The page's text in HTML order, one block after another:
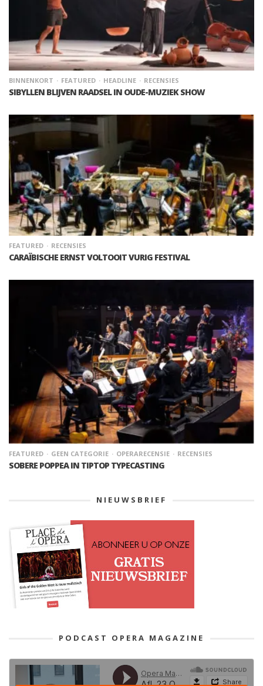
BINNENKORT FEATURED HEADLINE RECENSIES
SIBYLLEN BLIJVEN RAADSEL IN OUDE-MUZIEK SHOW
FEATURED RECENSIES
CARAÏBISCHE ERNST VOLTOOIT VURIG FESTIVAL
FEATURED GEEN CATEGORIE OPERARECENSIE RECENSIES
SOBERE POPPEA IN TIPTOP TYPECASTING
NIEUWSBRIEF
PODCAST OPERA MAGAZINE